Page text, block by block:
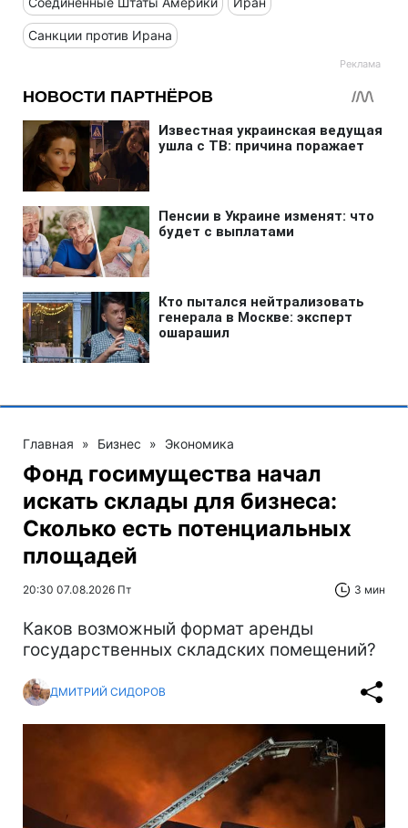
Санкции против Ирана
Главная » Бизнес » Экономика
Фонд госимущества начал
искать склады для бизнеса:
Сколько есть потенциальных
площадей
20:30 07.08.2026 Пт 3 мин
Каков возможный формат аренды
государственных складских помещений?
ДМИТРИЙ СИДОРОВ